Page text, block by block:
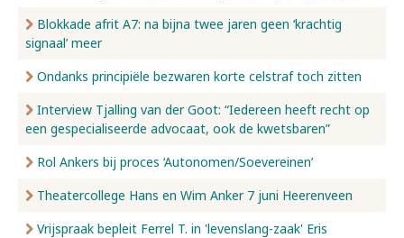
Blokkade afrit A7: na bijna twee jaren geen ‘krachtig
signaal’ meer
Ondanks principiële bezwaren korte celstraf toch zitten
Interview Tjalling van der Goot: “Iedereen heeft recht op
een gespecialiseerde advocaat, ook de kwetsbaren”
Rol Ankers bij proces ‘Autonomen/Soevereinen’
Theatercollege Hans en Wim Anker 7 juni Heerenveen
Vrijspraak bepleit Ferrel T. in 'levenslang-zaak' Eris